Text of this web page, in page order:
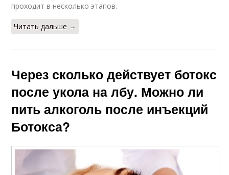
проходит в несколько этапов.
Читать дальше →
Через сколько действует ботокс
после укола на лбу. Можно ли
пить алкоголь после инъекций
Ботокса?